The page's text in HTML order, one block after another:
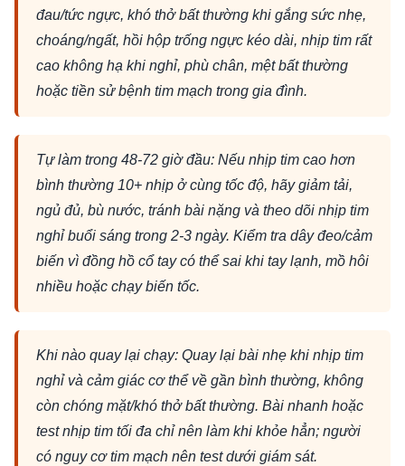
đau/tức ngực, khó thở bất thường khi gắng sức nhẹ,
choáng/ngất, hồi hộp trống ngực kéo dài, nhịp tim rất
cao không hạ khi nghỉ, phù chân, mệt bất thường
hoặc tiền sử bệnh tim mạch trong gia đình.
Tự làm trong 48-72 giờ đầu: Nếu nhịp tim cao hơn
bình thường 10+ nhịp ở cùng tốc độ, hãy giảm tải,
ngủ đủ, bù nước, tránh bài nặng và theo dõi nhịp tim
nghỉ buổi sáng trong 2-3 ngày. Kiểm tra dây đeo/cảm
biến vì đồng hồ cổ tay có thể sai khi tay lạnh, mồ hôi
nhiều hoặc chạy biến tốc.
Khi nào quay lại chạy: Quay lại bài nhẹ khi nhịp tim
nghỉ và cảm giác cơ thể về gần bình thường, không
còn chóng mặt/khó thở bất thường. Bài nhanh hoặc
test nhịp tim tối đa chỉ nên làm khi khỏe hẳn; người
có nguy cơ tim mạch nên test dưới giám sát.